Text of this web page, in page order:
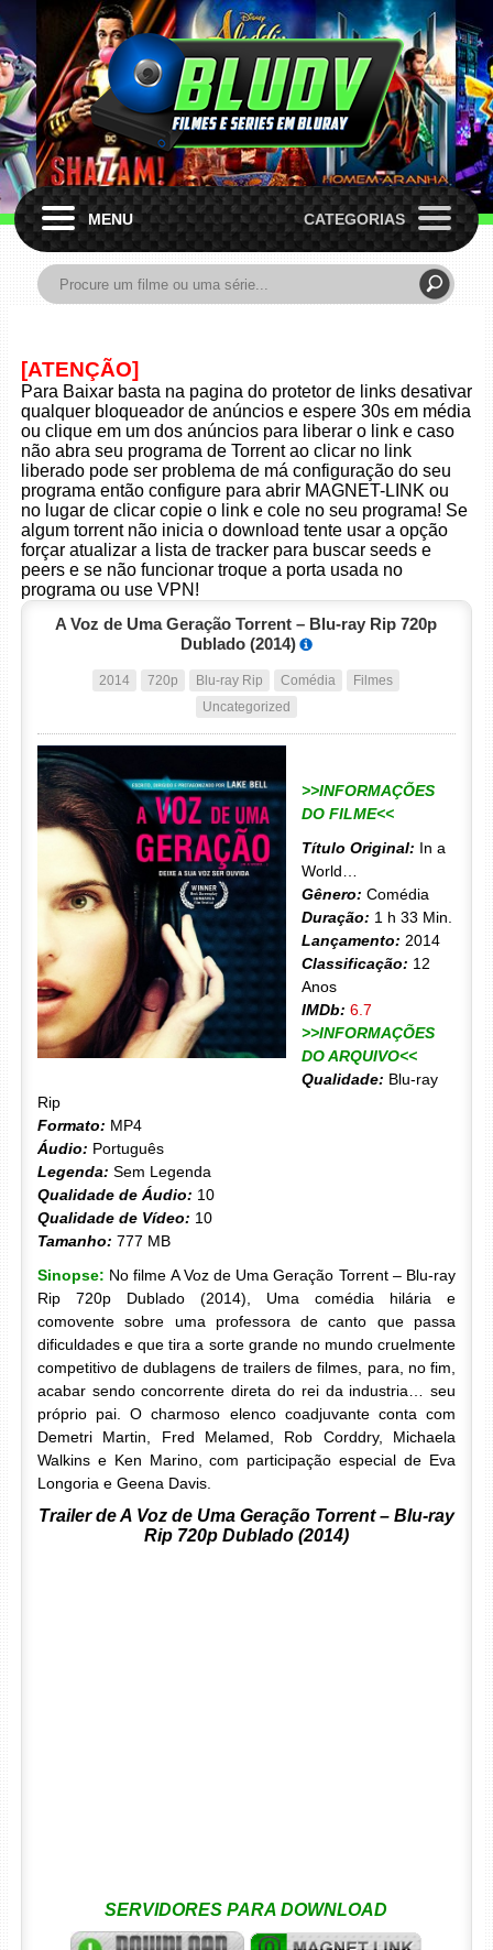
MENU CATEGORIAS
[ATENÇÃO]
Para Baixar basta na pagina do protetor de links desativar
qualquer bloqueador de anúncios e espere 30s em média
ou clique em um dos anúncios para liberar o link e caso
não abra seu programa de Torrent ao clicar no link
liberado pode ser problema de má configuração do seu
programa então configure para abrir MAGNET-LINK ou
no lugar de clicar copie o link e cole no seu programa! Se
algum torrent não inicia o download tente usar a opção
forçar atualizar a lista de tracker para buscar seeds e
peers e se não funcionar troque a porta usada no
programa ou use VPN!
A Voz de Uma Geração Torrent – Blu-ray Rip 720p
Dublado (2014)
2014 720p Blu-ray Rip Comédia
Filmes
Uncategorized
>>INFORMAÇÕES
DO FILME<<
Título Original: In a
World…
Gênero: Comédia
Duração: 1 h 33 Min.
Lançamento: 2014
Classificação: 12
Anos
IMDb: 6.7
>>INFORMAÇÕES
DO ARQUIVO<<
Qualidade: Blu-ray
Rip
Formato: MP4
Áudio: Português
Legenda: Sem Legenda
Qualidade de Áudio: 10
Qualidade de Vídeo: 10
Tamanho: 777 MB
Sinopse: No filme A Voz de Uma Geração Torrent – Blu-ray
Rip 720p Dublado (2014), Uma comédia hilária e
comovente sobre uma professora de canto que passa
dificuldades e que tira a sorte grande no mundo cruelmente
competitivo de dublagens de trailers de filmes, para, no fim,
acabar sendo concorrente direta do rei da industria… seu
próprio pai. O charmoso elenco coadjuvante conta com
Demetri Martin, Fred Melamed, Rob Corddry, Michaela
Walkins e Ken Marino, com participação especial de Eva
Longoria e Geena Davis.
Trailer de A Voz de Uma Geração Torrent – Blu-ray
Rip 720p Dublado (2014)
SERVIDORES PARA DOWNLOAD